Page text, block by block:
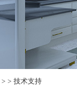
> > 技术支持